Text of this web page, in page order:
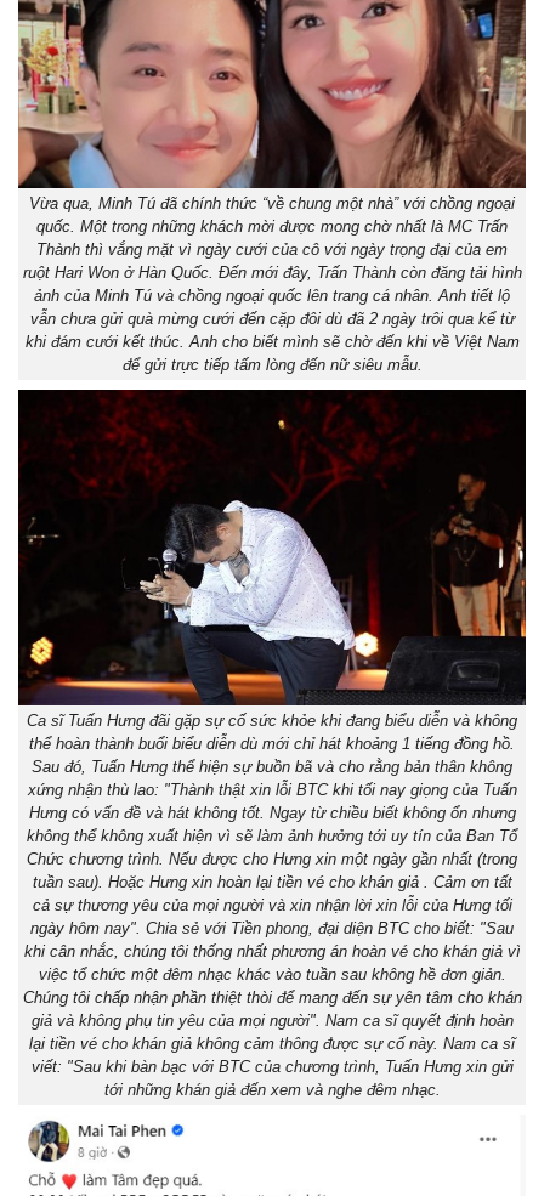
Vừa qua, Minh Tú đã chính thức “về chung một nhà” với chồng ngoại
quốc. Một trong những khách mời được mong chờ nhất là MC Trấn
Thành thì vắng mặt vì ngày cưới của cô với ngày trọng đại của em
ruột Hari Won ở Hàn Quốc. Đến mới đây, Trấn Thành còn đăng tải hình
ảnh của Minh Tú và chồng ngoại quốc lên trang cá nhân. Anh tiết lộ
vẫn chưa gửi quà mừng cưới đến cặp đôi dù đã 2 ngày trôi qua kể từ
khi đám cưới kết thúc. Anh cho biết mình sẽ chờ đến khi về Việt Nam
để gửi trực tiếp tấm lòng đến nữ siêu mẫu.
Ca sĩ Tuấn Hưng đãi gặp sự cố sức khỏe khi đang biểu diễn và không
thể hoàn thành buổi biểu diễn dù mới chỉ hát khoảng 1 tiếng đồng hồ.
Sau đó, Tuấn Hưng thể hiện sự buồn bã và cho rằng bản thân không
xứng nhận thù lao: "Thành thật xin lỗi BTC khi tối nay giọng của Tuấn
Hưng có vấn đề và hát không tốt. Ngay từ chiều biết không ổn nhưng
không thể không xuất hiện vì sẽ làm ảnh hưởng tới uy tín của Ban Tổ
Chức chương trình. Nếu được cho Hưng xin một ngày gần nhất (trong
tuần sau). Hoặc Hưng xin hoàn lại tiền vé cho khán giả . Cảm ơn tất
cả sự thương yêu của mọi người và xin nhận lời xin lỗi của Hưng tối
ngày hôm nay". Chia sẻ với Tiền phong, đại diện BTC cho biết: "Sau
khi cân nhắc, chúng tôi thống nhất phương án hoàn vé cho khán giả vì
việc tổ chức một đêm nhạc khác vào tuần sau không hề đơn giản.
Chúng tôi chấp nhận phần thiệt thòi để mang đến sự yên tâm cho khán
giả và không phụ tin yêu của mọi người". Nam ca sĩ quyết định hoàn
lại tiền vé cho khán giả không cảm thông được sự cố này. Nam ca sĩ
viết: "Sau khi bàn bạc với BTC của chương trình, Tuấn Hưng xin gửi
tới những khán giả đến xem và nghe đêm nhạc.